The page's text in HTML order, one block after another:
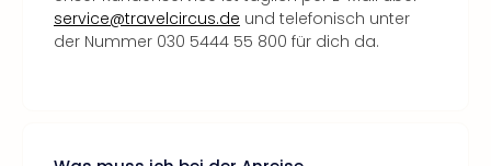
service@travelcircus.de und telefonisch unter
der Nummer 030 5444 55 800 für dich da.